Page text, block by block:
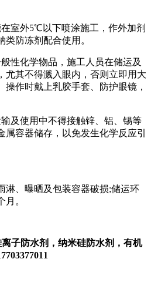
室外5℃以下喷涂施工，作外加剂
防冻剂配合使用。
性化学物品，施工人员在储运及
尤其不得溅入眼内，否则立即用大
作时戴上乳胶手套、防护眼镜，
及使用中不得接触锌、铝、锡等
容器储存，以免发生化学反应引
淋、曝晒及包装容器破损;储运环
。
子防水剂，纳米硅防水剂，有机